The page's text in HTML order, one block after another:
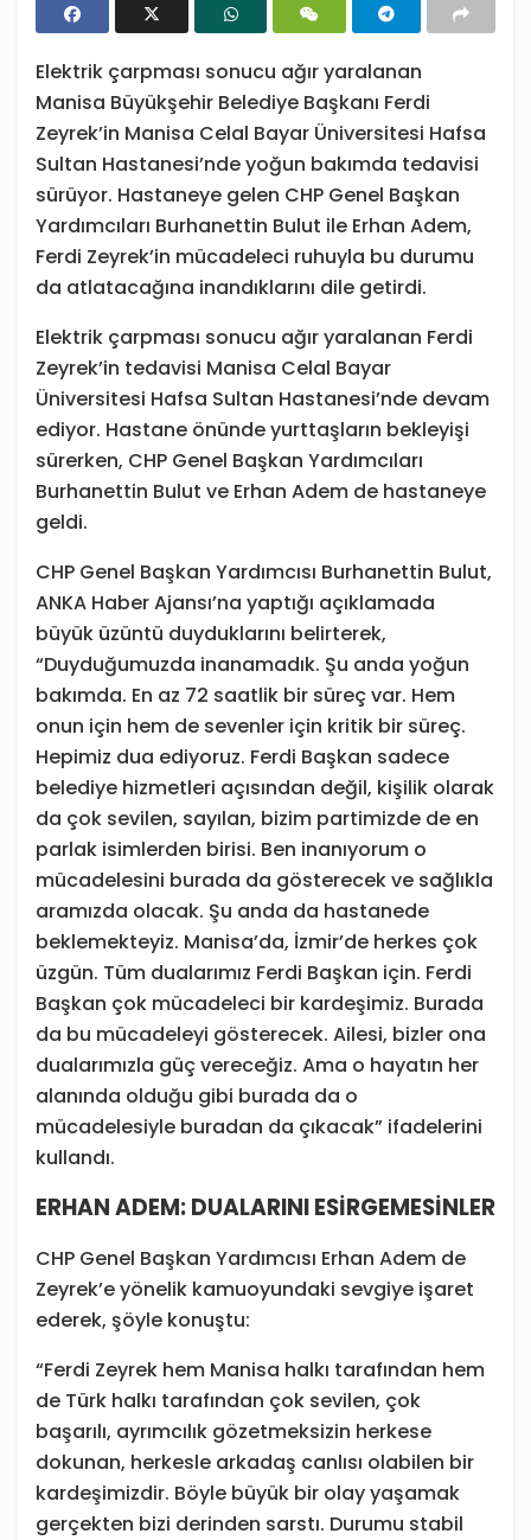
Elektrik çarpması sonucu ağır yaralanan
Manisa Büyükşehir Belediye Başkanı Ferdi
Zeyrek’in Manisa Celal Bayar Üniversitesi Hafsa
Sultan Hastanesi’nde yoğun bakımda tedavisi
sürüyor. Hastaneye gelen CHP Genel Başkan
Yardımcıları Burhanettin Bulut ile Erhan Adem,
Ferdi Zeyrek’in mücadeleci ruhuyla bu durumu
da atlatacağına inandıklarını dile getirdi.
Elektrik çarpması sonucu ağır yaralanan Ferdi
Zeyrek’in tedavisi Manisa Celal Bayar
Üniversitesi Hafsa Sultan Hastanesi’nde devam
ediyor. Hastane önünde yurttaşların bekleyişi
sürerken, CHP Genel Başkan Yardımcıları
Burhanettin Bulut ve Erhan Adem de hastaneye
geldi.
CHP Genel Başkan Yardımcısı Burhanettin Bulut,
ANKA Haber Ajansı’na yaptığı açıklamada
büyük üzüntü duyduklarını belirterek,
“Duyduğumuzda inanamadık. Şu anda yoğun
bakımda. En az 72 saatlik bir süreç var. Hem
onun için hem de sevenler için kritik bir süreç.
Hepimiz dua ediyoruz. Ferdi Başkan sadece
belediye hizmetleri açısından değil, kişilik olarak
da çok sevilen, sayılan, bizim partimizde de en
parlak isimlerden birisi. Ben inanıyorum o
mücadelesini burada da gösterecek ve sağlıkla
aramızda olacak. Şu anda da hastanede
beklemekteyiz. Manisa’da, İzmir’de herkes çok
üzgün. Tüm dualarımız Ferdi Başkan için. Ferdi
Başkan çok mücadeleci bir kardeşimiz. Burada
da bu mücadeleyi gösterecek. Ailesi, bizler ona
dualarımızla güç vereceğiz. Ama o hayatın her
alanında olduğu gibi burada da o
mücadelesiyle buradan da çıkacak” ifadelerini
kullandı.
ERHAN ADEM: DUALARINI ESİRGEMESİNLER
CHP Genel Başkan Yardımcısı Erhan Adem de
Zeyrek’e yönelik kamuoyundaki sevgiye işaret
ederek, şöyle konuştu:
“Ferdi Zeyrek hem Manisa halkı tarafından hem
de Türk halkı tarafından çok sevilen, çok
başarılı, ayrımcılık gözetmeksizin herkese
dokunan, herkesle arkadaş canlısı olabilen bir
kardeşimizdir. Böyle büyük bir olay yaşamak
gerçekten bizi derinden sarstı. Durumu stabil